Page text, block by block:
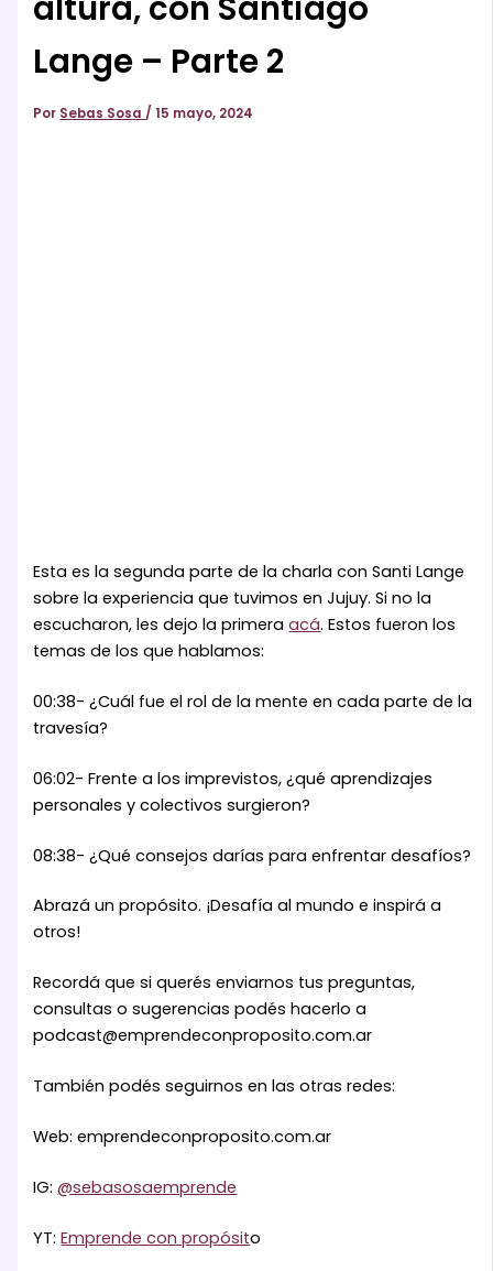
Lange – Parte 2
Por Sebas Sosa/15 mayo, 2024
Esta es la segunda parte de la charla con Santi Lange
sobre la experiencia que tuvimos en Jujuy. Si no la
escucharon, les dejo la primeraacá. Estos fueron los
temas de los que hablamos:
00:38- ¿Cuál fue el rol de la mente en cada parte de la
travesía?
06:02- Frente a los imprevistos, ¿qué aprendizajes
personales y colectivos surgieron?
08:38- ¿Qué consejos darías para enfrentar desafíos?
Abrazá un propósito. ¡Desafía al mundo e inspirá a
otros!
Recordá que si querés enviarnos tus preguntas,
consultas o sugerencias podés hacerlo a
podcast@emprendeconproposito.com.ar
También podés seguirnos en las otras redes:
Web: emprendeconproposito.com.ar
IG:@sebasosaemprende
YT:Emprende con propósito